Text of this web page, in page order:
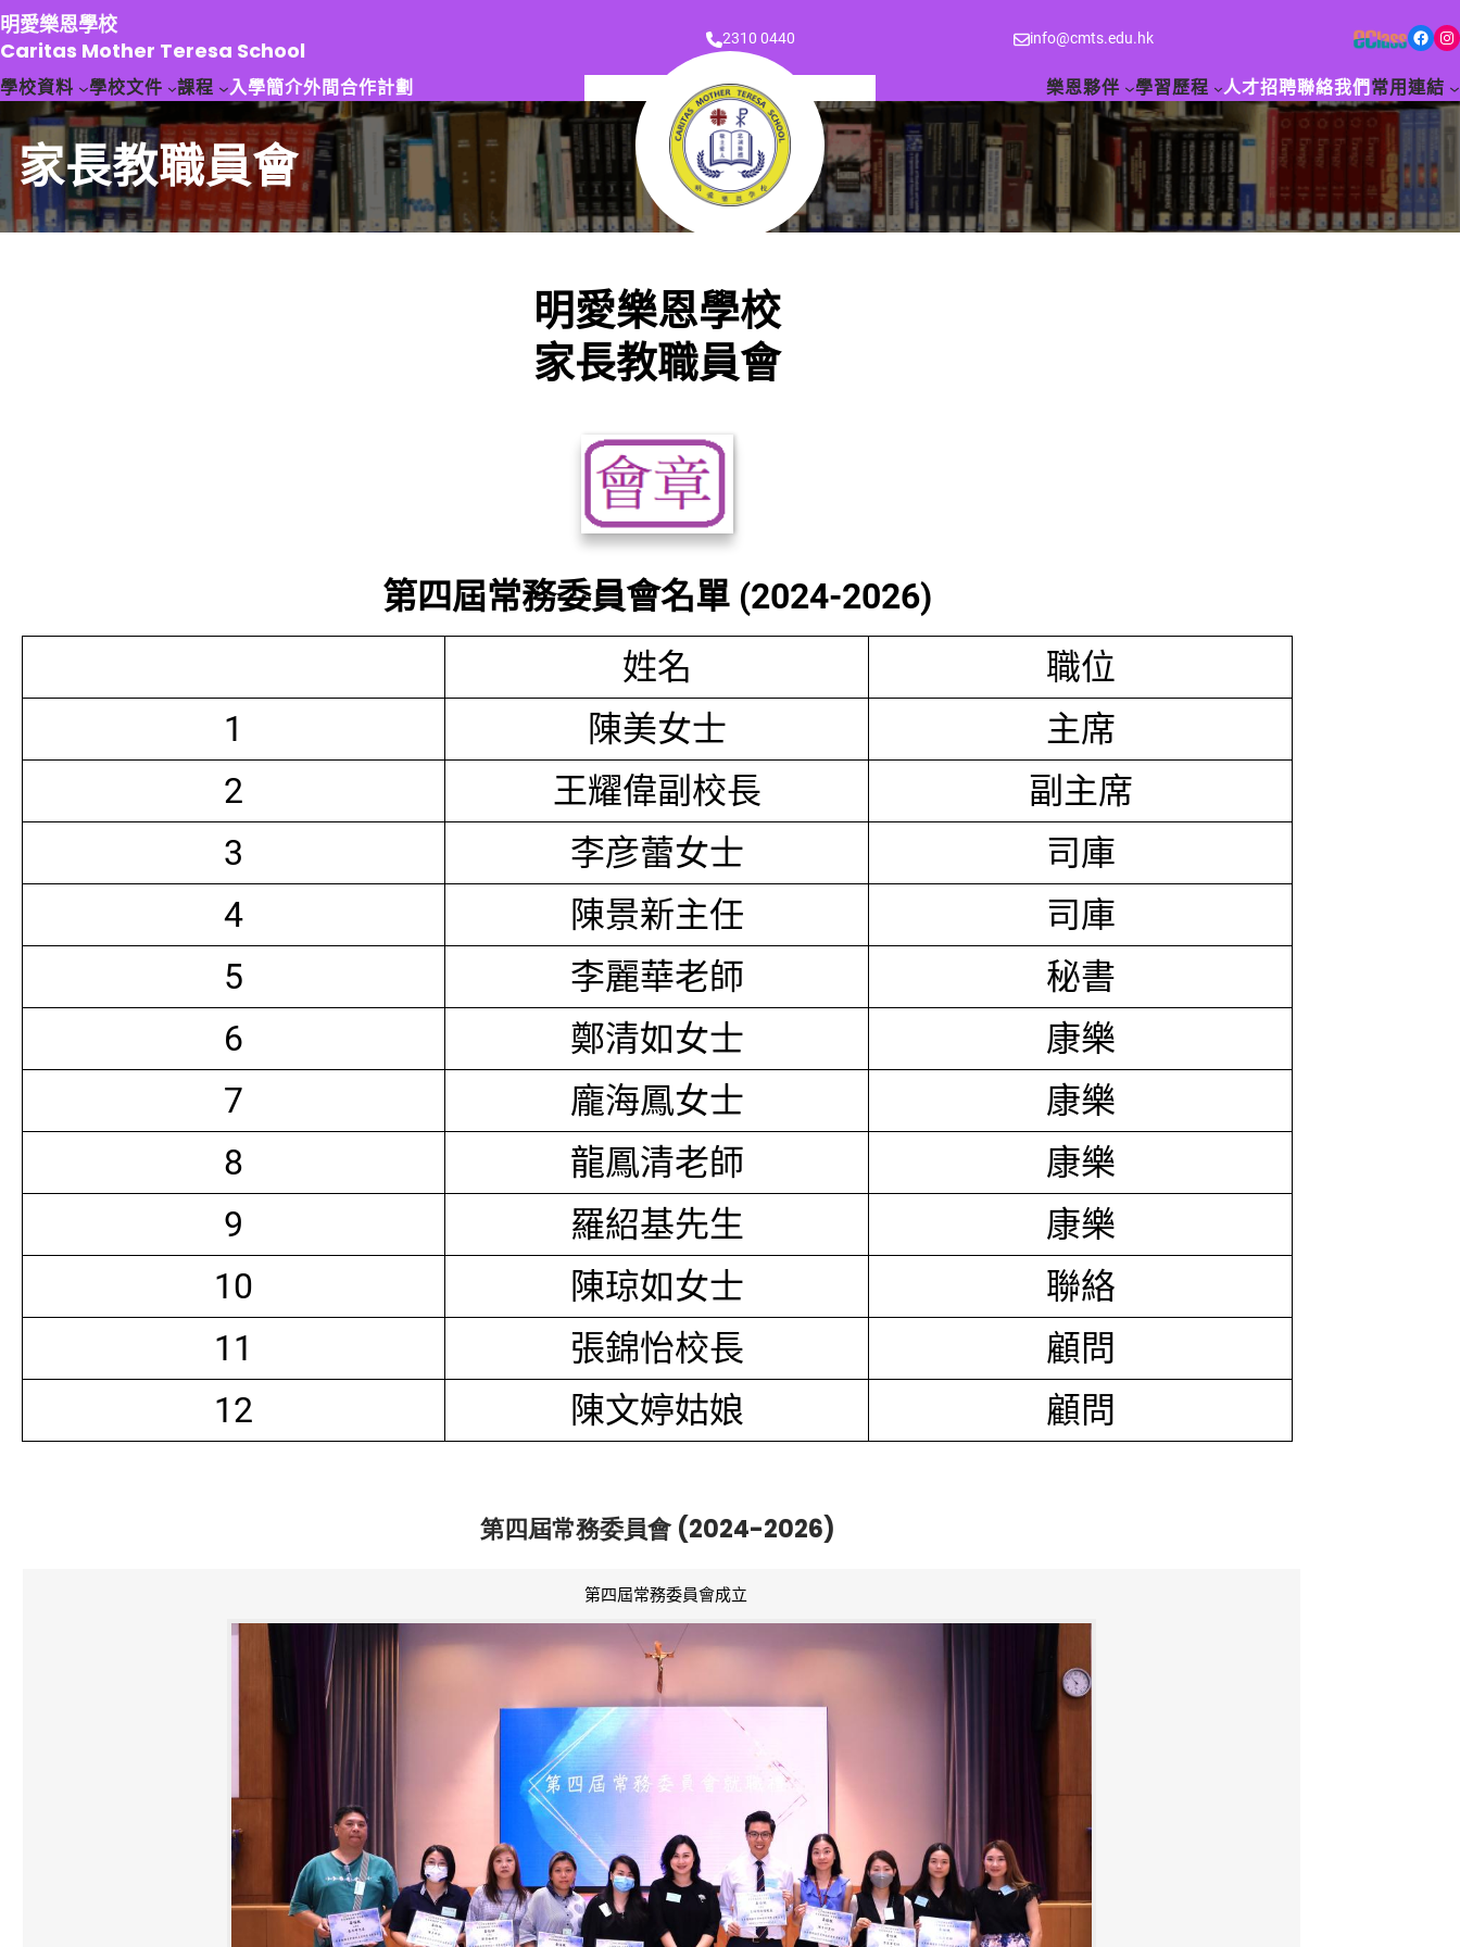
跳
至
主
要
容
明愛樂恩學校
Caritas Mother Teresa School
2310 0440 info@cmts.edu.hk Facebook Instagram
學校資料 學校文件 課程 入學簡介外間合作計劃 樂恩夥伴 學習歷程 人才招聘聯絡我們 常用連結
家長教職員會
明愛樂恩學校
家長教職員會
第四屆常務委員會名單 (2024-2026)
姓名
職位
1
陳美女士
主席
2
王耀偉副校長
副主席
3
李彦蕾女士
司庫
4
陳景新主任
司庫
5
李麗華老師
秘書
6
鄭清如女士
康樂
7
龐海鳳女士
康樂
8
龍鳳清老師
康樂
9
羅紹基先生
康樂
10
陳琼如女士
聯絡
11
張錦怡校長
顧問
12
陳文婷姑娘 顧問
第四屆常務委員會 (2024-2026)
第四屆常務委員會成立